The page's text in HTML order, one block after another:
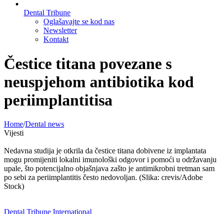
Dental Tribune
Oglašavajte se kod nas
Newsletter
Kontakt
Čestice titana povezane s
neuspjehom antibiotika kod
periimplantitisa
Home/Dental news
Vijesti
Nedavna studija je otkrila da čestice titana dobivene iz implantata
mogu promijeniti lokalni imunološki odgovor i pomoći u održavanju
upale, što potencijalno objašnjava zašto je antimikrobni tretman sam
po sebi za periimplantitis često nedovoljan. (Slika: crevis/Adobe
Stock)
Dental Tribune International